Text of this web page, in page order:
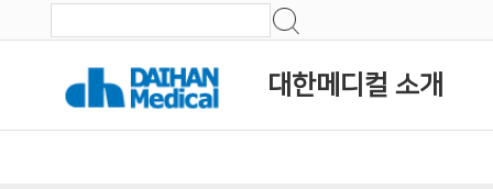
대한메디컬 소개